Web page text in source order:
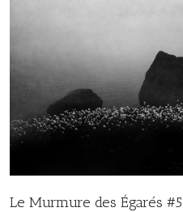
Le Murmure des Égarés #5